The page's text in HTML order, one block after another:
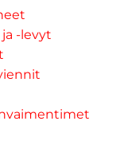
-levyt